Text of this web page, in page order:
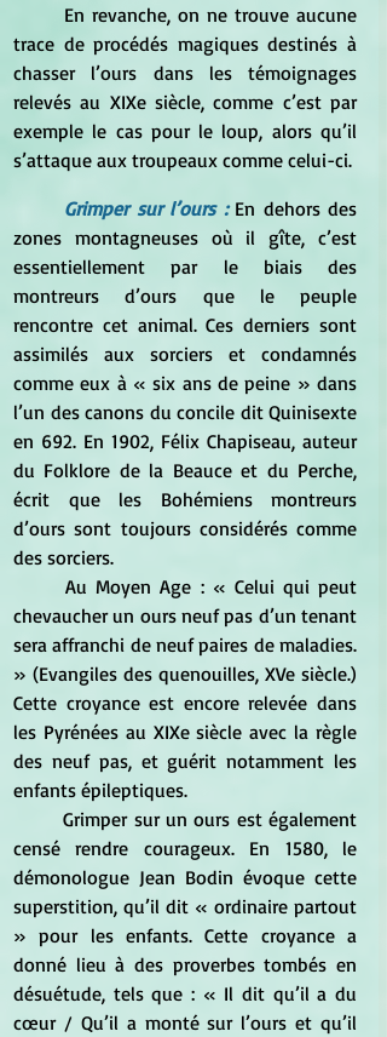
trace de procédés magiques destinés à
chasser l’ours dans les témoignages
relevés au XIXe siècle, comme c’est par
exemple le cas pour le loup, alors qu’il
s’attaque aux troupeaux comme celui-ci.
Grimper sur l’ours : En dehors des
zones montagneuses où il gîte, c’est
essentiellement par le biais des
montreurs d’ours que le peuple
rencontre cet animal. Ces derniers sont
assimilés aux sorciers et condamnés
comme eux à « six ans de peine » dans
l’un des canons du concile dit Quinisexte
en 692. En 1902, Félix Chapiseau, auteur
du Folklore de la Beauce et du Perche,
écrit que les Bohémiens montreurs
d’ours sont toujours considérés comme
des sorciers.
	Au Moyen Age : « Celui qui peut
chevaucher un ours neuf pas d’un tenant
sera affranchi de neuf paires de maladies.
» (Evangiles des quenouilles, XVe siècle.)
Cette croyance est encore relevée dans
les Pyrénées au XIXe siècle avec la règle
des neuf pas, et guérit notamment les
enfants épileptiques.
	Grimper sur un ours est également
censé rendre courageux. En 1580, le
démonologue Jean Bodin évoque cette
superstition, qu’il dit « ordinaire partout
» pour les enfants. Cette croyance a
donné lieu à des proverbes tombés en
désuétude, tels que : « Il dit qu’il a du
cœur / Qu’il a monté sur l’ours et qu’il